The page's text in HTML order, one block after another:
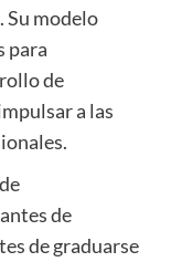
Su modelo
para
de
a las
de
de graduarse